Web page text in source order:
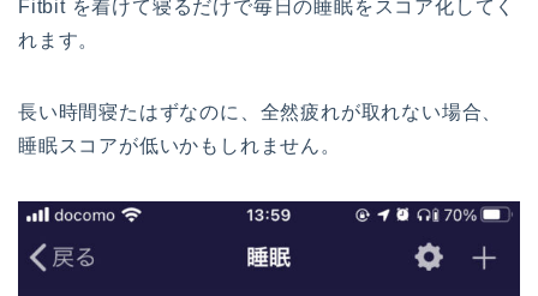
Fitbit を着けて寝るだけで毎日の睡眠をスコア化してく
れます。
長い時間寝たはずなのに、全然疲れが取れない場合、
睡眠スコアが低いかもしれません。